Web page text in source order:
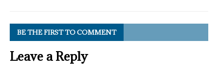
BE THE FIRST TO COMMENT
Leave a Reply